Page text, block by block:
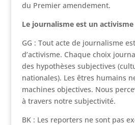
du Premier amendement.
Le journalisme est un activisme
GG : Tout acte de journalisme
d’activisme. Chaque choix
des hypothèses subjectives
nationales). Les êtres humains
machines objectives. Nous
à travers notre subjectivité.
BK : Les reporters ne sont pas